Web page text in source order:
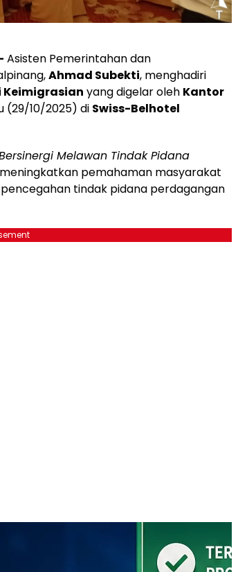
Asisten Pemerintahan dan
Ahmad Subekti, menghadiri
Keimigrasian yang digelar oleh Kantor
(29/10/2025) di Swiss-Belhotel
Melawan Tindak Pidana
pemahaman masyarakat
tindak pidana perdagangan